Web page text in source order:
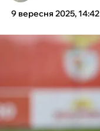
КІБЕРСПОРТ
ЧС-2026
ІНШІ
9 вересня 2025, 14:42